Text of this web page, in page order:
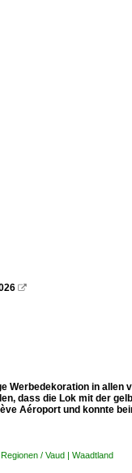

Werbedekoration in
dass die Lok mit der
Aéroport und konnte
/ Vaud | Waadtland